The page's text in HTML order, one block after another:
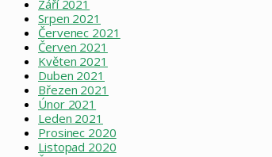
Září 2021
Srpen 2021
Červenec 2021
Červen 2021
Květen 2021
Duben 2021
Březen 2021
Únor 2021
Leden 2021
Prosinec 2020
Listopad 2020